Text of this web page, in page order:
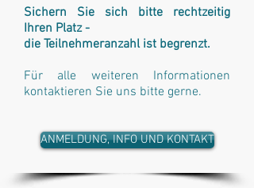
Sichern Sie sich bitte rechtzeitig
Ihren Platz -
die Teilnehmeranzahl ist begrenzt.
Für alle weiteren Informationen
kontaktieren Sie uns bitte gerne.
ANMELDUNG, INFO UND KONTAKT